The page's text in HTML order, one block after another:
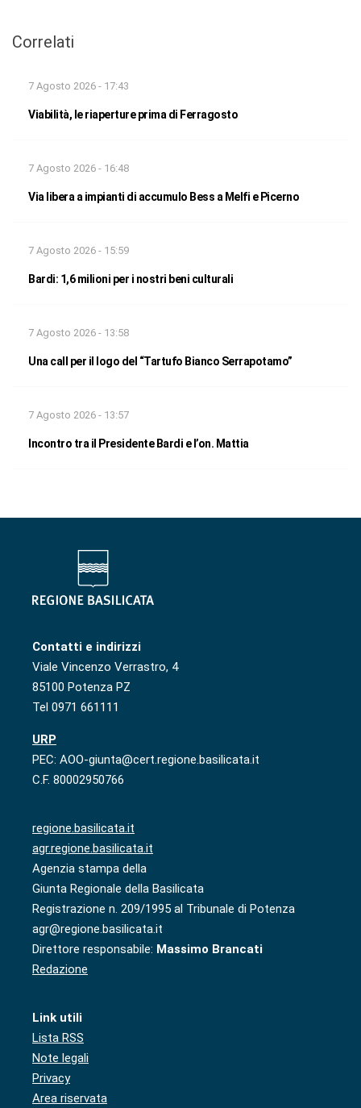
Correlati
7 Agosto 2026 - 17:43
Viabilità, le riaperture prima di Ferragosto
7 Agosto 2026 - 16:48
Via libera a impianti di accumulo Bess a Melfi e Picerno
7 Agosto 2026 - 15:59
Bardi: 1,6 milioni per i nostri beni culturali
7 Agosto 2026 - 13:58
Una call per il logo del “Tartufo Bianco Serrapotamo”
7 Agosto 2026 - 13:57
Incontro tra il Presidente Bardi e l’on. Mattia
Contatti e indirizzi
Viale Vincenzo Verrastro, 4
85100 Potenza PZ
Tel 0971 661111
URP
PEC: AOO-giunta@cert.regione.basilicata.it
C.F. 80002950766
regione.basilicata.it
agr.regione.basilicata.it
Agenzia stampa della
Giunta Regionale della Basilicata
Registrazione n. 209/1995 al Tribunale di Potenza
agr@regione.basilicata.it
Direttore responsabile: Massimo Brancati
Redazione
Link utili
Lista RSS
Note legali
Privacy
Area riservata